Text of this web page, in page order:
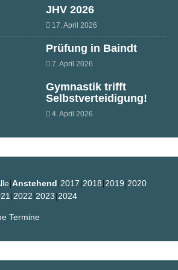
JHV 2026
17. April 2026
Prüfung in Baindt
7. April 2026
Gymnastik trifft
Selbstverteidigung!
4. April 2026
Anstehend 2017 2018 2019 2020
2022 2023 2024
Termine